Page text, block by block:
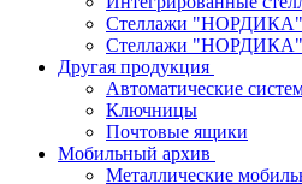
Стеллажи "НОРДИКА"
Стеллажи "НОРДИКА"
Другая продукция
Автоматические
Ключницы
Почтовые ящики
Мобильный архив
Металлические